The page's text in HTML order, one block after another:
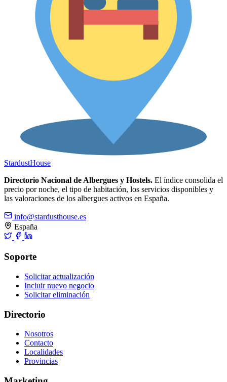
StardustHouse
Directorio Nacional de Albergues y Hostels. El índice consolida el
precio por noche, el tipo de habitación, los servicios disponibles y
las valoraciones de los albergues activos en España.
info@stardusthouse.es
España
Soporte
Solicitar actualización
Incluir nuevo negocio
Solicitar eliminación
Directorio
Nosotros
Contacto
Localidades
Provincias